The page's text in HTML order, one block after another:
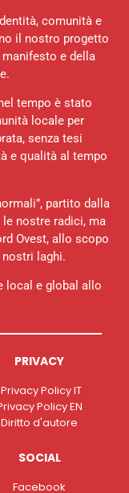
comunità e
il nostro progetto
e della
tempo è stato
locale per
senza tesi
e qualità al tempo
partito dalla
nostre radici, ma
Ovest, allo scopo
laghi.
local e global allo
PRIVACY
Privacy Policy IT
Policy EN
Diritto d'autore
SOCIAL
Facebook